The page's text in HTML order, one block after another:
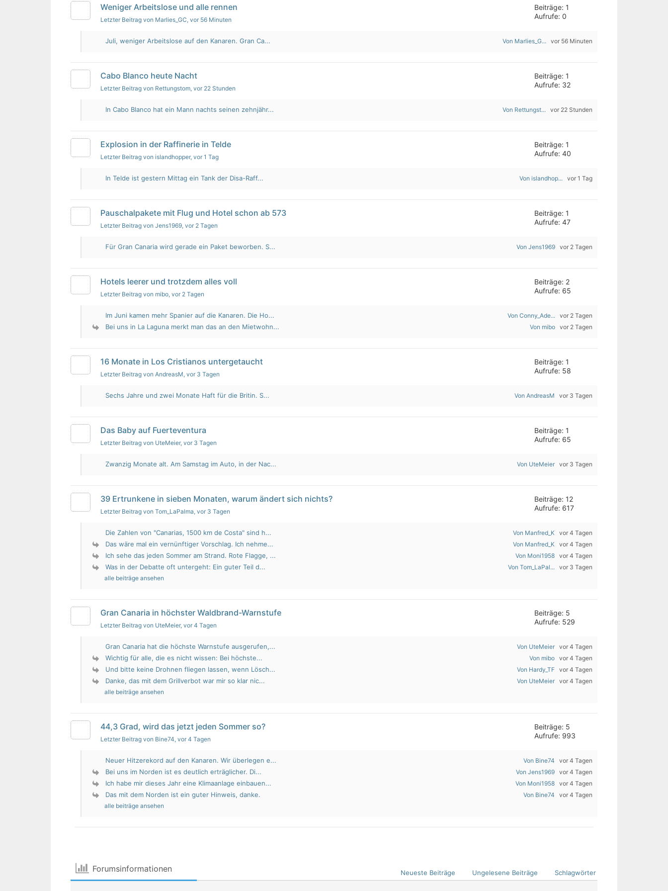
Weniger Arbeitslose und alle rennen
Letzter Beitrag von Marlies_GC, vor 56 Minuten
Beiträge: 1
Aufrufe: 0
Juli, weniger Arbeitslose auf den Kanaren. Gran Ca... Von Marlies_G... vor 56 Minuten
Cabo Blanco heute Nacht
Letzter Beitrag von Rettungstom, vor 22 Stunden
Beiträge: 1
Aufrufe: 32
In Cabo Blanco hat ein Mann nachts seinen zehnjähr... Von Rettungst... vor 22 Stunden
Explosion in der Raffinerie in Telde
Letzter Beitrag von islandhopper, vor 1 Tag
Beiträge: 1
Aufrufe: 40
In Telde ist gestern Mittag ein Tank der Disa-Raff... Von islandhop... vor 1 Tag
Pauschalpakete mit Flug und Hotel schon ab 573
Letzter Beitrag von Jens1969, vor 2 Tagen
Beiträge: 1
Aufrufe: 47
Für Gran Canaria wird gerade ein Paket beworben. S... Von Jens1969 vor 2 Tagen
Hotels leerer und trotzdem alles voll
Letzter Beitrag von mibo, vor 2 Tagen
Beiträge: 2
Aufrufe: 65
Im Juni kamen mehr Spanier auf die Kanaren. Die Ho... Von Conny_Ade... vor 2 Tagen
Bei uns in La Laguna merkt man das an den Mietwohn... Von mibo vor 2 Tagen
16 Monate in Los Cristianos untergetaucht
Letzter Beitrag von AndreasM, vor 3 Tagen
Beiträge: 1
Aufrufe: 58
Sechs Jahre und zwei Monate Haft für die Britin. S... Von AndreasM vor 3 Tagen
Das Baby auf Fuerteventura
Letzter Beitrag von UteMeier, vor 3 Tagen
Beiträge: 1
Aufrufe: 65
Zwanzig Monate alt. Am Samstag im Auto, in der Nac... Von UteMeier vor 3 Tagen
39 Ertrunkene in sieben Monaten, warum ändert sich nichts?
Letzter Beitrag von Tom_LaPalma, vor 3 Tagen
Beiträge: 12
Aufrufe: 617
Die Zahlen von "Canarias, 1500 km de Costa" sind h... Von Manfred_K vor 4 Tagen
Das wäre mal ein vernünftiger Vorschlag. Ich nehme... Von Manfred_K vor 4 Tagen
Ich sehe das jeden Sommer am Strand. Rote Flagge, ... Von Moni1958 vor 4 Tagen
Was in der Debatte oft untergeht: Ein guter Teil d... Von Tom_LaPal... vor 3 Tagen
alle beiträge ansehen
Gran Canaria in höchster Waldbrand-Warnstufe
Letzter Beitrag von UteMeier, vor 4 Tagen
Beiträge: 5
Aufrufe: 529
Gran Canaria hat die höchste Warnstufe ausgerufen,... Von UteMeier vor 4 Tagen
Wichtig für alle, die es nicht wissen: Bei höchste... Von mibo vor 4 Tagen
Und bitte keine Drohnen fliegen lassen, wenn Lösch... Von Hardy_TF vor 4 Tagen
Danke, das mit dem Grillverbot war mir so klar nic... Von UteMeier vor 4 Tagen
alle beiträge ansehen
44,3 Grad, wird das jetzt jeden Sommer so?
Letzter Beitrag von Bine74, vor 4 Tagen
Beiträge: 5
Aufrufe: 993
Neuer Hitzerekord auf den Kanaren. Wir überlegen e... Von Bine74 vor 4 Tagen
Bei uns im Norden ist es deutlich erträglicher. Di... Von Jens1969 vor 4 Tagen
Ich habe mir dieses Jahr eine Klimaanlage einbauen... Von Moni1958 vor 4 Tagen
Das mit dem Norden ist ein guter Hinweis, danke. Von Bine74 vor 4 Tagen
alle beiträge ansehen
Forumsinformationen Neueste Beiträge Ungelesene Beiträge Schlagwörter